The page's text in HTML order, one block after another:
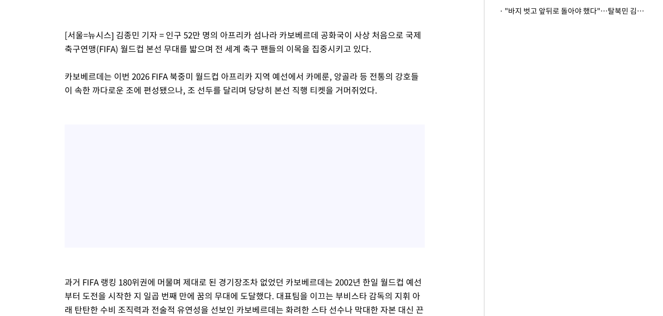
11시간 압수수색에 성접대 파문까지…'쑥대밭' 된 축구협회
[속보]규제합리화위원회 부위원장에 김태유 서울대 공대 교수…이병
[속보] 7월 중국 수출 23.9%↑ 수입 27.5%↑…무역총액 25.3%↑
[속보]'채상병 순직 책임' 임성근, 항소심도 징역 3년
[서울=뉴시스] 김종민 기자 = 인구 52만 명의 아프리카 섬나라 카보베르데 공화국이 사상 처음으로 국제
축구연맹(FIFA) 월드컵 본선 무대를 밟으며 전 세계 축구 팬들의 이목을 집중시키고 있다.
카보베르데는 이번 2026 FIFA 북중미 월드컵 아프리카 지역 예선에서 카메룬, 앙골라 등 전통의 강호들
이 속한 까다로운 조에 편성됐으나, 조 선두를 달리며 당당히 본선 직행 티켓을 거머쥐었다.
과거 FIFA 랭킹 180위권에 머물며 제대로 된 경기장조차 없었던 카보베르데는 2002년 한일 월드컵 예선
부터 도전을 시작한 지 일곱 번째 만에 꿈의 무대에 도달했다. 대표팀을 이끄는 부비스타 감독의 지휘 아
래 탄탄한 수비 조직력과 전술적 유연성을 선보인 카보베르데는 화려한 스타 선수나 막대한 자본 대신 끈
· "바지 벗고 앞뒤로 돌아야 했다"…탈북민 김서아, 기쁨조 검사 수치심 회상